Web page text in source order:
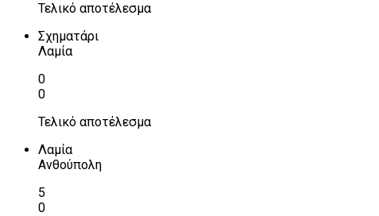
Τελικό αποτέλεσμα
Σχηματάρι
Λαμία
0
0
Τελικό αποτέλεσμα
Λαμία
Ανθούπολη
5
0